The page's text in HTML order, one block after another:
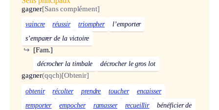
gagner[Sans complément]
vaincre réussir triompher
l’emporter
s’emparer de la victoire
[Fam.]
↪
décrocher la timbale décrocher le gros lot
gagner(qqch)[Obtenir]
obtenir récolter prendre toucher
encaisser
remporter
empocher ramasser recueillir
bénéficier de